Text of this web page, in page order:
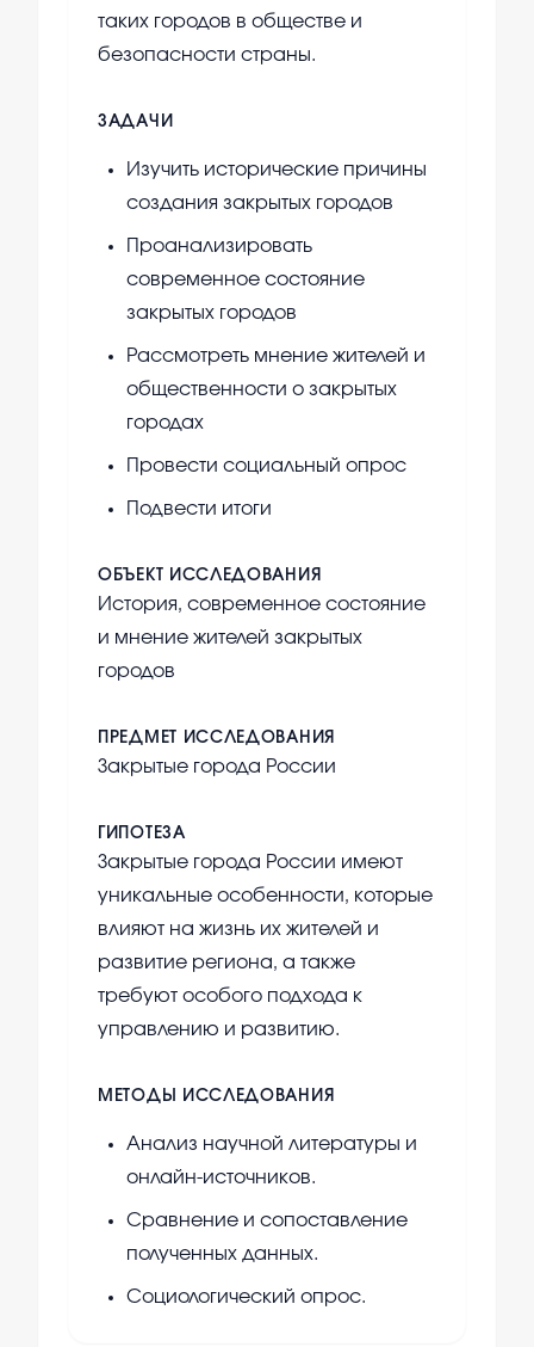
таких городов в обществе и
безопасности страны.
ЗАДАЧИ
Изучить исторические причины
создания закрытых городов
Проанализировать
современное состояние
закрытых городов
Рассмотреть мнение жителей и
общественности о закрытых
городах
Провести социальный опрос
Подвести итоги
ОБЪЕКТ ИССЛЕДОВАНИЯ
История, современное состояние
и мнение жителей закрытых
городов
ПРЕДМЕТ ИССЛЕДОВАНИЯ
Закрытые города России
ГИПОТЕЗА
Закрытые города России имеют
уникальные особенности, которые
влияют на жизнь их жителей и
развитие региона, а также
требуют особого подхода к
управлению и развитию.
МЕТОДЫ ИССЛЕДОВАНИЯ
Анализ научной литературы и
онлайн-источников.
Сравнение и сопоставление
полученных данных.
Социологический опрос.